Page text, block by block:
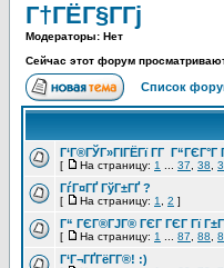
Г†ГЁГ§Г­Гј
Модераторы: Нет
Сейчас этот форум
Список
Г‘Г®ГЎГ»ГІГЁГї Г­Г Г“ГЄГ°Г
[ На страницу: 1 37 38
ГѓГ¤ГҐ ГўГ±ГҐ ?
[ На страницу: 1 2 ]
Г“ ГЄГ®ГЈГ® ГЄГ ГЄГ Гї
[ На страницу: 1 87 88
Г‘Г¬ГҐГёГ­Г®! :)